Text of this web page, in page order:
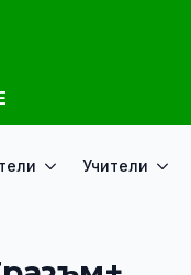
Учители